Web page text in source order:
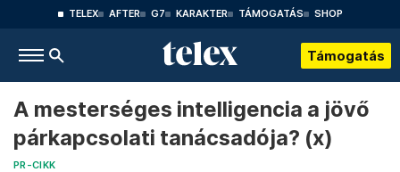
TELEX AFTER G7 KARAKTER TÁMOGATÁS SHOP
Támogatás
A mesterséges intelligencia a jövő
párkapcsolati tanácsadója? (x)
PR-CIKK